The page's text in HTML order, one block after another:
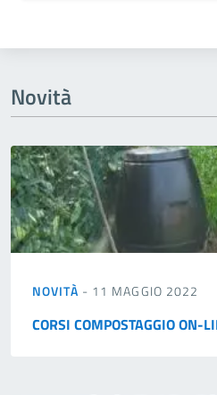
Novità
NOVITÀ - 11 MAGGIO 2022
CORSI COMPOSTAGGIO ON-